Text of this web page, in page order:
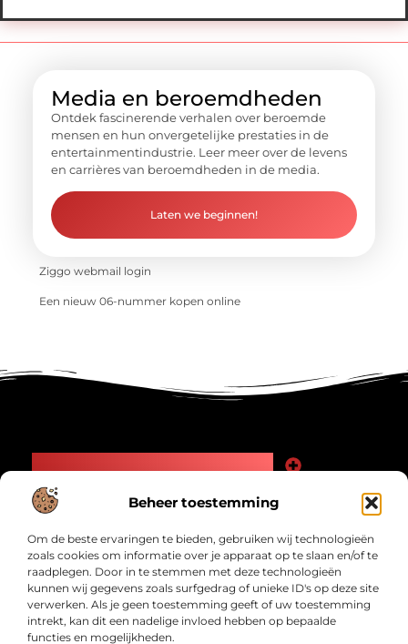
Beheer toestemming
Om de beste ervaringen te bieden, gebruiken wij technologieën
zoals cookies om informatie over je apparaat op te slaan en/of te
raadplegen. Door in te stemmen met deze technologieën
kunnen wij gegevens zoals surfgedrag of unieke ID's op deze site
verwerken. Als je geen toestemming geeft of uw toestemming
intrekt, kan dit een nadelige invloed hebben op bepaalde
functies en mogelijkheden.
Media en beroemdheden
Ontdek fascinerende verhalen over beroemde
mensen en hun onvergetelijke prestaties in de
entertainmentindustrie. Leer meer over de levens
en carrières van beroemdheden in de media.
Laten we beginnen!
Ziggo webmail login
Een nieuw 06-nummer kopen online
Bericht categorie